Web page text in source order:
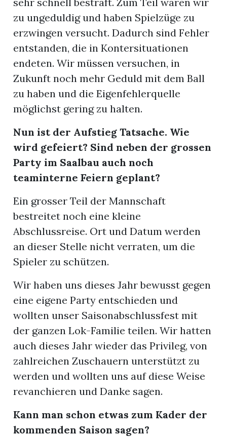
zu ungeduldig und haben Spielzüge zu
erzwingen versucht. Dadurch sind Fehler
entstanden, die in Kontersituationen
endeten. Wir müssen versuchen, in
Zukunft noch mehr Geduld mit dem Ball
zu haben und die Eigenfehlerquelle
möglichst gering zu halten.
Nun ist der Aufstieg Tatsache. Wie
wird gefeiert? Sind neben der grossen
Party im Saalbau auch noch
teaminterne Feiern geplant?
Ein grosser Teil der Mannschaft
bestreitet noch eine kleine
Abschlussreise. Ort und Datum werden
an dieser Stelle nicht verraten, um die
Spieler zu schützen.
Wir haben uns dieses Jahr bewusst gegen
eine eigene Party entschieden und
wollten unser Saisonabschlussfest mit
der ganzen Lok-Familie teilen. Wir hatten
auch dieses Jahr wieder das Privileg, von
zahlreichen Zuschauern unterstützt zu
werden und wollten uns auf diese Weise
revanchieren und Danke sagen.
Kann man schon etwas zum Kader der
kommenden Saison sagen?